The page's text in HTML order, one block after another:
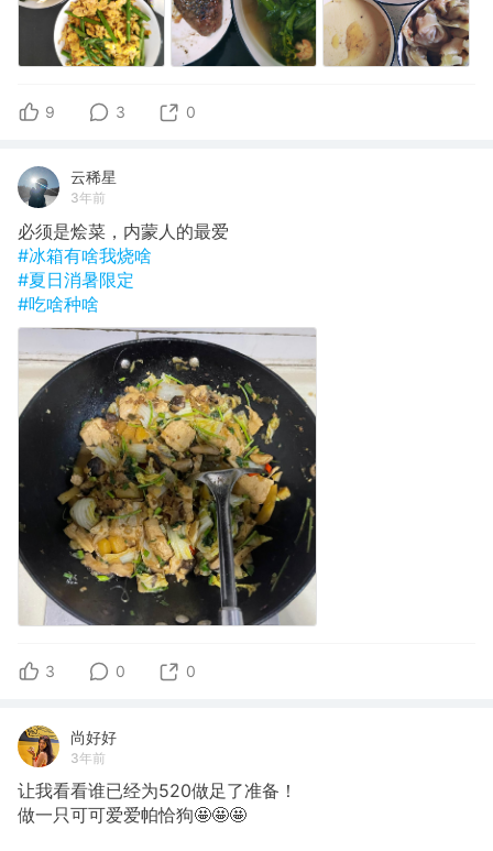
9 3 0
云稀星
3年前
必须是烩菜，内蒙人的最爱
#冰箱有啥我烧啥
#夏日消暑限定
#吃啥种啥
3 0 0
尚好好
3年前
让我看看谁已经为520做足了准备！
做一只可可爱爱帕恰狗🤩🤩🤩